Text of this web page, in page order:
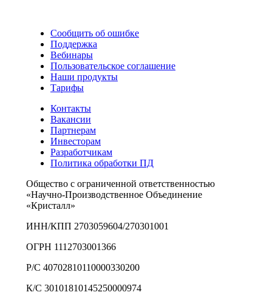
Сообщить об ошибке
Поддержка
Вебинары
Пользовательское соглашение
Наши продукты
Тарифы
Контакты
Вакансии
Партнерам
Инвесторам
Разработчикам
Политика обработки ПД
Общество с ограниченной ответственностью
«Научно-Производственное Объединение
«Кристалл»
ИНН/КПП 2703059604/270301001
ОГРН 1112703001366
Р/С 40702810110000330200
К/С 30101810145250000974